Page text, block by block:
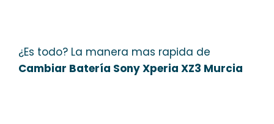
¿Es todo? La manera mas rapida de
Cambiar Batería Sony Xperia XZ3 Murcia